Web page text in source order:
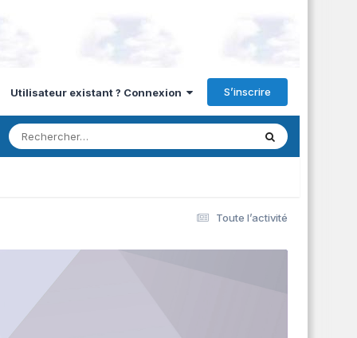
Utilisateur existant ? Connexion S’inscrire
Toute l’activité